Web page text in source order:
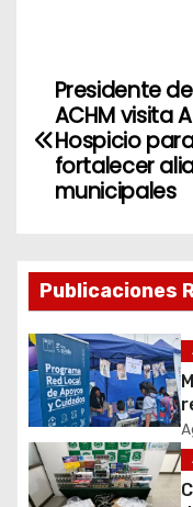
N
a
g
a
c
i
ó
Presidente de
ACHM visita
Hospicio
fortalecer
municipales
Publicaciones